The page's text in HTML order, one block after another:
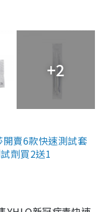
+2
賣6款快速測試套
劑買2送1